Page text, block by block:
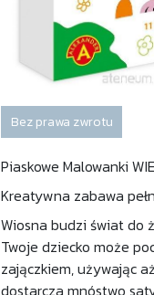
Bez prawa zwrotu
Piaskowe Malowanki
Kreatywna zabawa
Wiosna budzi świat do
Twoje dziecko może
zajączkiem, używając
dostarcza mnóstwo